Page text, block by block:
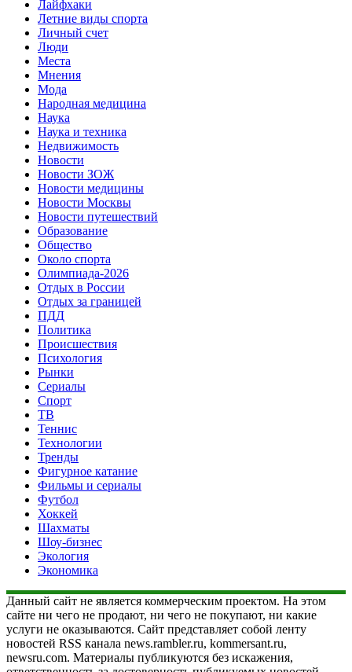
Лайфхаки
Летние виды спорта
Личный счет
Люди
Места
Мнения
Мода
Народная медицина
Наука
Наука и техника
Недвижимость
Новости
Новости ЗОЖ
Новости медицины
Новости Москвы
Новости путешествий
Образование
Общество
Около спорта
Олимпиада-2026
Отдых в России
Отдых за границей
ПДД
Политика
Происшествия
Психология
Рынки
Сериалы
Спорт
ТВ
Теннис
Технологии
Тренды
Фигурное катание
Фильмы и сериалы
Футбол
Хоккей
Шахматы
Шоу-бизнес
Экология
Экономика
Данный сайт не является коммерческим проектом. На этом
сайте ни чего не продают, ни чего не покупают, ни какие
услуги не оказываются. Сайт представляет собой ленту
новостей RSS канала news.rambler.ru, kommersant.ru,
newsru.com. Материалы публикуются без искажения,